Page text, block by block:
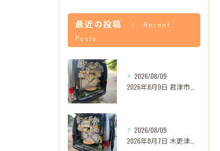
最近の投稿
Recent
Posts
2026/08/09
2026/08/09